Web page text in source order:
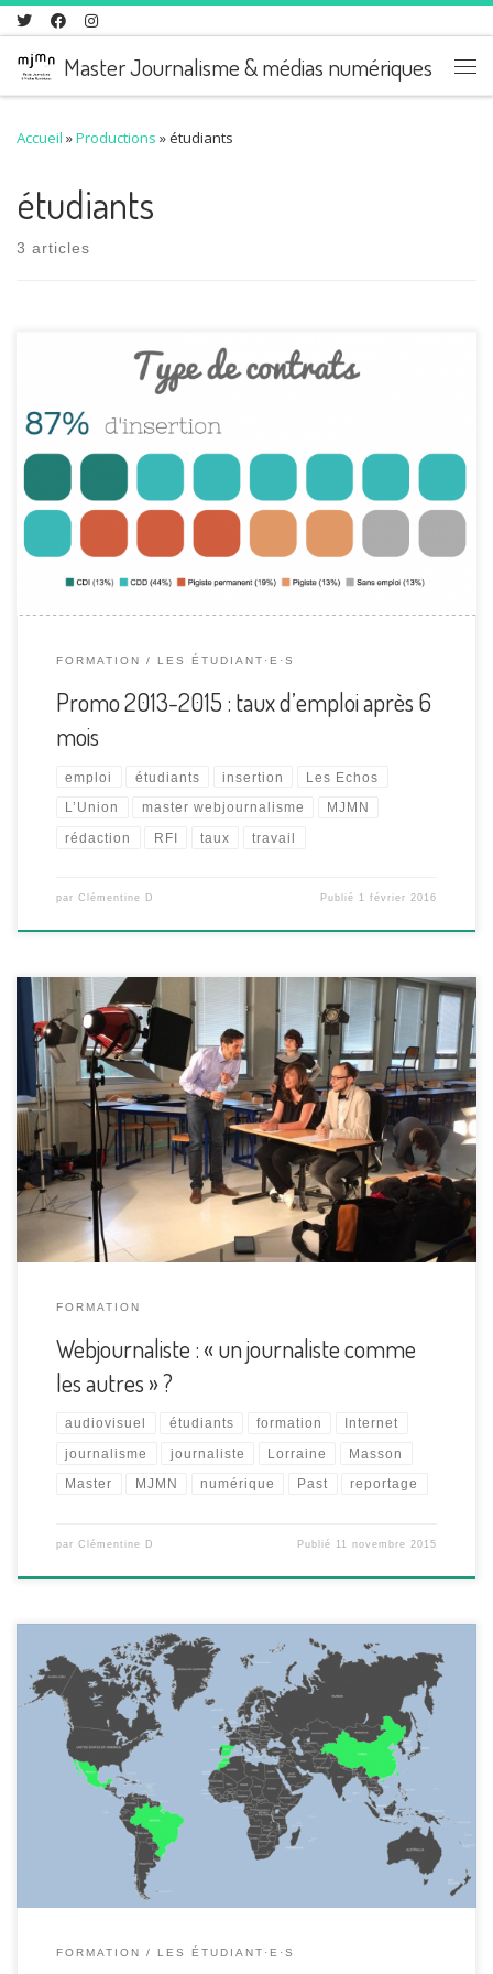
Skip to content
Master Journalisme & médias numériques
Accueil »Productions »étudiants
étudiants
3 articles
La promotion 2013-2015, composée de 18 anciens étudiants,
est diplômée depuis près de 5 mois. Voici son taux d’emploi et
les types de rédaction dans lesquels elle s’est insérée.
FORMATION LES ÉTUDIANT·E·S
Promo 2013-2015 : taux d’emploi après 6
mois
emploi étudiants insertion Les Echos
L’Union master webjournalisme MJMN
rédaction RFI taux travail
par Clémentine D Publié 1 février 2016
Internet : une révolution pour la presse ? C’est indéniable !
Stephane Masson, professeur en reportage audiovisuel au
sein du Master, donne sa vision du webjournalisme. Dans
le monde de la presse, l’avènement d’Internet fut un véritable
raz-de-marée qui donna naissance à une nouvelle fonction : le
webjournaliste. Et son terrain de jeu […]
FORMATION
Webjournaliste : « un journaliste comme
les autres » ?
audiovisuel étudiants formation Internet
journalisme journaliste Lorraine Masson
Master MJMN numérique Past reportage
par Clémentine D Publié 11 novembre 2015
Le Master Journalisme et Médias Numériques à Metz traverse
les frontières. Il y a de plus en plus d’étudiants étrangers qui
viennent se joindre à cette formation. Qu’ils arrivent d’Asie,
d’Amérique Latine ou d’Afrique du Nord, ils apportent un regard
nouveau. Etre loin de sa famille, de ses amis et […]
FORMATION LES ÉTUDIANT·E·S